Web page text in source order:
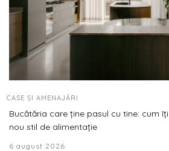
CASE ȘI AMENAJĂRI
Bucătăria care ține pasul cu tine: cum
nou stil de alimentație
6 august 2026